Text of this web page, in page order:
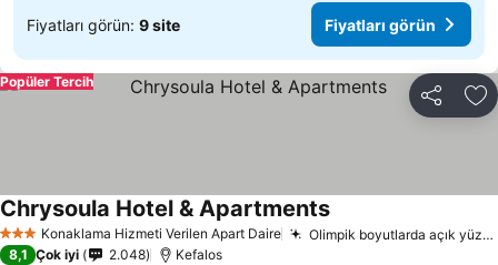
Fiyatları görün: 9 site Fiyatları görün
Paylaş
Popüler Tercih
3 YıldızKonaklama Hizmeti Verilen Apart Daire Olimpik boyutlarda açık yüzme havuzu
Chrysoula Hotel & ApartmentsFiyatları görün
8,1 Çok iyi 2.048 Kefalos